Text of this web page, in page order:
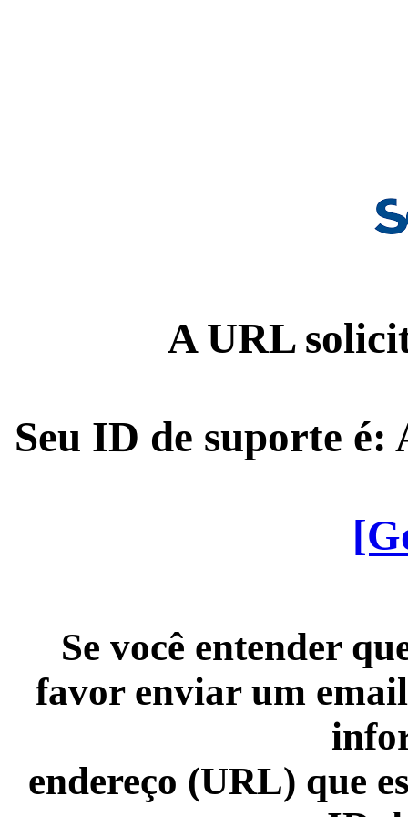
A URL
Seu ID de suporte é:
Se você entender
favor enviar um
endereço (URL) que